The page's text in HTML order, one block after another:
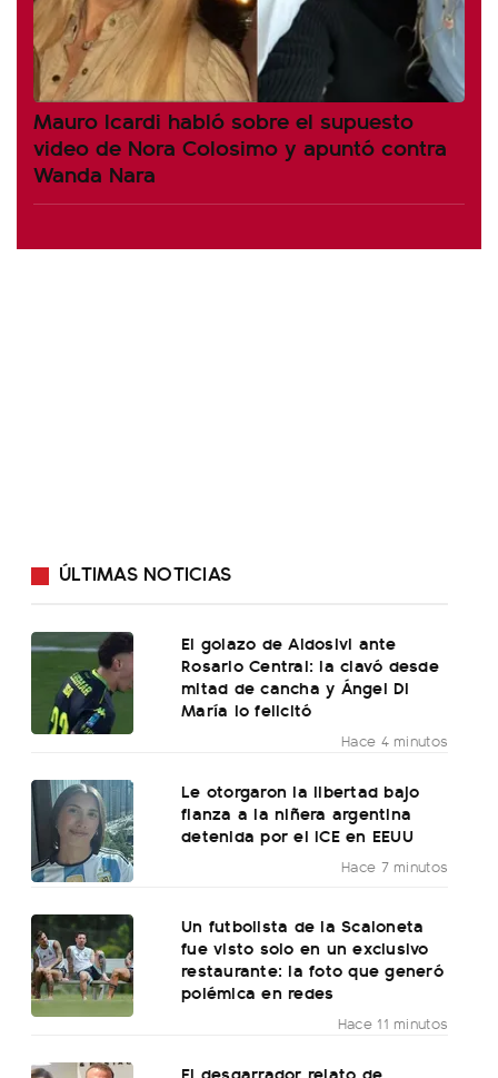
Mauro Icardi habló sobre el supuesto
video de Nora Colosimo y apuntó contra
Wanda Nara
ÚLTIMAS NOTICIAS
El golazo de Aldosivi ante
Rosario Central: la clavó desde
mitad de cancha y Ángel Di
María lo felicitó
Hace 4 minutos
Le otorgaron la libertad bajo
fianza a la niñera argentina
detenida por el ICE en EEUU
Hace 7 minutos
Un futbolista de la Scaloneta
fue visto solo en un exclusivo
restaurante: la foto que generó
polémica en redes
Hace 11 minutos